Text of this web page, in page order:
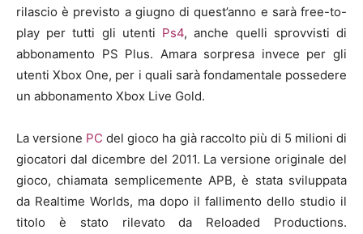
rilascio è previsto a giugno di quest’anno e sarà free-to-
play per tutti gli utenti Ps4, anche quelli sprovvisti di
abbonamento PS Plus. Amara sorpresa invece per gli
utenti Xbox One, per i quali sarà fondamentale possedere
un abbonamento Xbox Live Gold.
La versione PC del gioco ha già raccolto più di 5 milioni di
giocatori dal dicembre del 2011. La versione originale del
gioco, chiamata semplicemente APB, è stata sviluppata
da Realtime Worlds, ma dopo il fallimento dello studio il
titolo è stato rilevato da Reloaded Productions.